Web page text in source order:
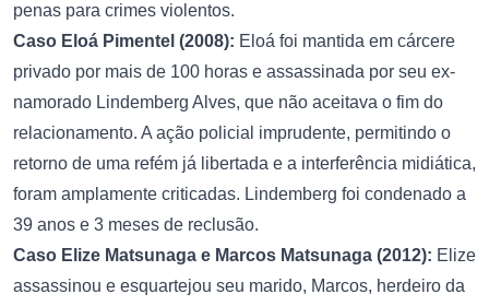
penas para crimes violentos.
Caso Eloá Pimentel (2008): Eloá foi mantida em cárcere
privado por mais de 100 horas e assassinada por seu ex-
namorado Lindemberg Alves, que não aceitava o fim do
relacionamento. A ação policial imprudente, permitindo o
retorno de uma refém já libertada e a interferência midiática,
foram amplamente criticadas. Lindemberg foi condenado a
39 anos e 3 meses de reclusão.
Caso Elize Matsunaga e Marcos Matsunaga (2012): Elize
assassinou e esquartejou seu marido, Marcos, herdeiro da